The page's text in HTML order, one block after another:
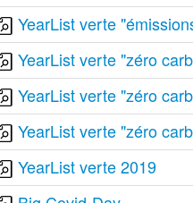
YearList verte
YearList verte "zéro
YearList verte "zéro
YearList verte "zéro
YearList verte 2019